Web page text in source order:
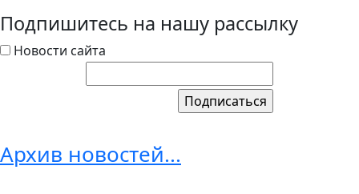
Подпишитесь на нашу рассылку
Новости сайта
Архив новостей...